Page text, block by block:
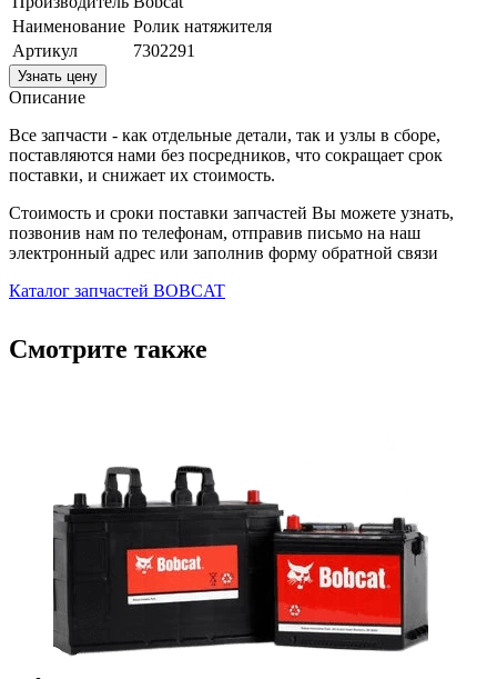
Наименование Ролик натяжителя
Артикул
7302291
Узнать цену
Описание
Все запчасти - как отдельные детали, так и узлы в сборе,
поставляются нами без посредников, что сокращает срок
поставки, и снижает их стоимость.
Стоимость и сроки поставки запчастей Вы можете узнать,
позвонив нам по телефонам, отправив письмо на наш
электронный адрес или заполнив форму обратной связи
Каталог запчастей BOBCAT
Смотрите также